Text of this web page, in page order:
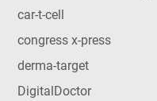
car-t-cell
congress x-press
derma-target
DigitalDoctor